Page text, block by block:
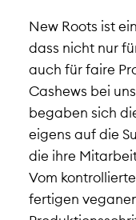
New Roots ist
dass nicht nur
auch für faire
Cashews bei
begaben sich
eigens auf die
die ihre
Vom
fertigen